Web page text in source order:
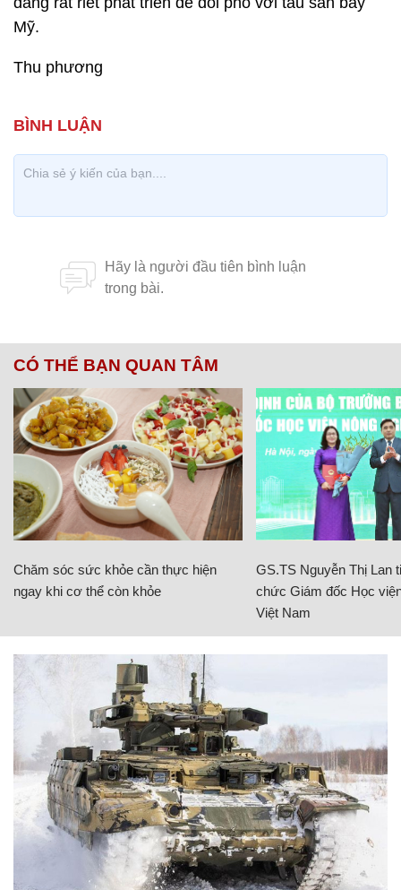
Mỹ.
Thu phương
CÓ THỂ BẠN QUAN TÂM
Chăm sóc sức khỏe cần thực hiện
ngay khi cơ thể còn khỏe
GS.TS Nguyễn Thị Lan
chức Giám đốc Học
Việt Nam